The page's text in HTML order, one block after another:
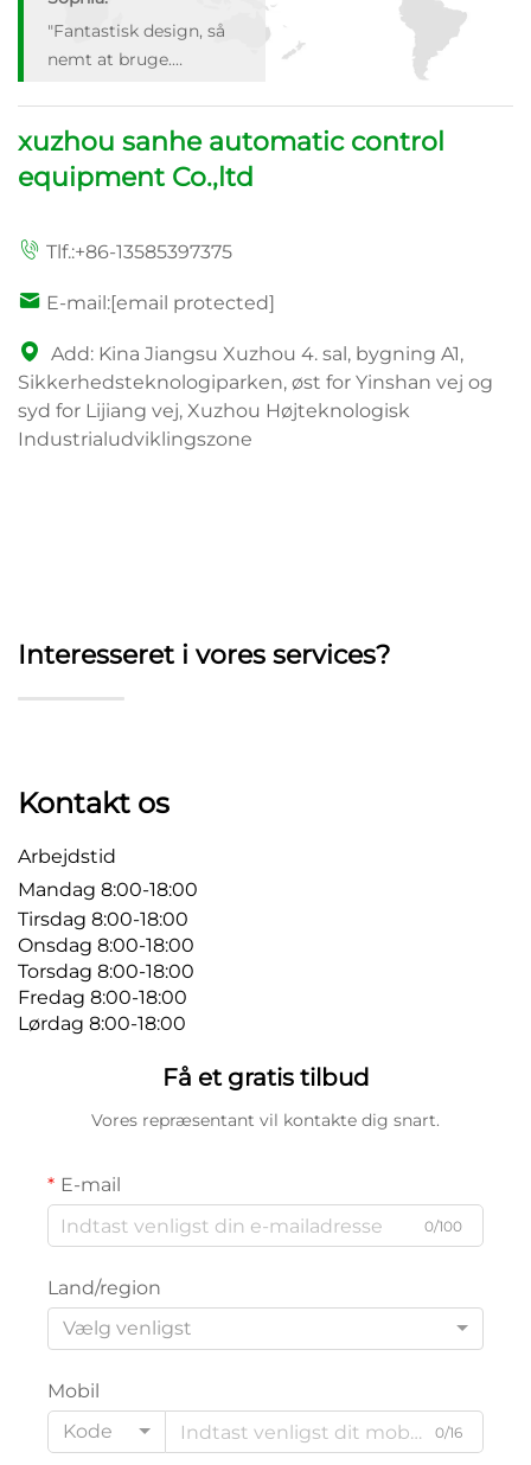
"Fantastisk design, så
nemt at bruge.
xuzhou sanhe automatic control
equipment Co.,ltd
Tlf.:+86-13585397375
E-mail:[email protected]
Add: Kina Jiangsu Xuzhou 4. sal, bygning A1,
Sikkerhedsteknologiparken, øst for Yinshan vej og
syd for Lijiang vej, Xuzhou Højteknologisk
Industrialudviklingszone
Interesseret i vores services?
Kontakt os
Arbejdstid
Mandag 8:00-18:00
Tirsdag 8:00-18:00
Onsdag 8:00-18:00
Torsdag 8:00-18:00
Fredag 8:00-18:00
Lørdag 8:00-18:00
Få et gratis tilbud
Vores repræsentant vil kontakte dig snart.
E-mail
0/100
Land/region
Vælg venligst
Mobil
Kode
0/16